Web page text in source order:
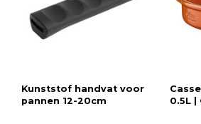
Kunststof handvat voor
pannen 12-20cm
0.5L |